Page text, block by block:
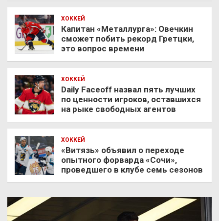
ХОККЕЙ
Капитан «Металлурга»: Овечкин
сможет побить рекорд Гретцки,
это вопрос времени
ХОККЕЙ
Daily Faceoff назвал пять лучших
по ценности игроков, оставшихся
на рыке свободных агентов
ХОККЕЙ
«Витязь» объявил о переходе
опытного форварда «Сочи»,
проведшего в клубе семь сезонов